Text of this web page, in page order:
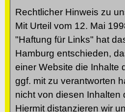
Rechtlicher Hinweis zu
Mit Urteil vom 12. Mai
"Haftung für Links" hat
Hamburg entschieden,
einer Website die Inhalte
ggf. mit zu verantworten
nicht von diesen Inhalten
Hiermit distanzieren wir